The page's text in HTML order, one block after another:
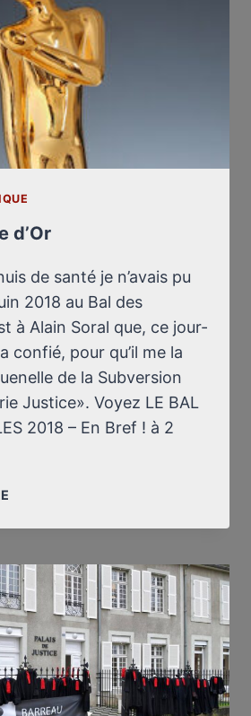
LE
RAPPORT
D’EXPERTISE,
AUX
CONCLUSIONS
NÉGATIVES,
DU
PROFESSEUR
FABRE
(1ER
1945)
d’Or
de santé je n’avais pu
2018 au Bal des
à Alain Soral que, ce jour-
confié, pour qu’il me la
de la Subversion
Justice». Voyez LE BAL
2018 – En Bref ! à 2